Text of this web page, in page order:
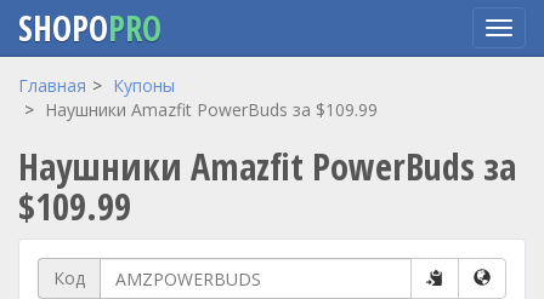
Перейти
содержанию
SHOPOPRO
Главная
Купоны
Наушники Amazfit PowerBuds за $109.99
Наушники Amazfit PowerBuds за
$109.99
Код